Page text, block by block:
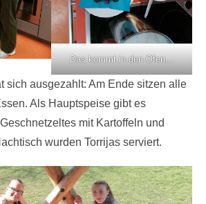
Das kommt in den Ofen…
sich ausgezahlt: Am Ende sitzen alle
Als Hauptspeise gibt es
mit Kartoffeln und
wurden Torrijas serviert.